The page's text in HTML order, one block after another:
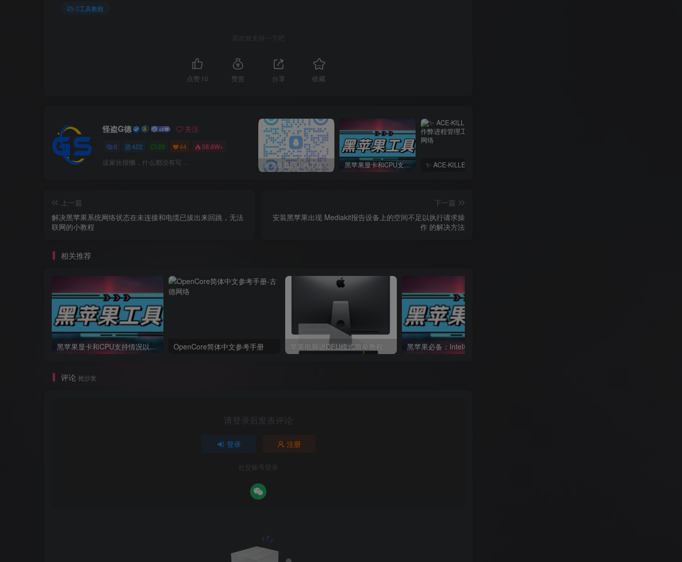
工具教程
喜欢就支持一下吧
点赞 10 赞赏 分享 收藏
怪盗G德 关注
0 422 29 44 58.8W+
这家伙很懒，什么都没有写... 新太极激活工具下载/教程/充值/开户(QQ交流群号749113977) 黑苹果显卡和CPU支持情况以及购买硬件防踩坑指南
上一篇
解决黑苹果系统网络状态在未连接和电缆已拔出来回跳，无法
联网的小教程
下一篇
安装黑苹果出现 Mediakit报告设备上的空间不足以执行请求操
作 的解决方法
相关推荐
黑苹果显卡和CPU支持情况以及购买硬件防踩坑指南 OpenCore简体中文参考手册 苹果电脑进DFU模式简单教程
评论 抢沙发
请登录后发表评论
登录 注册
社交账号登录